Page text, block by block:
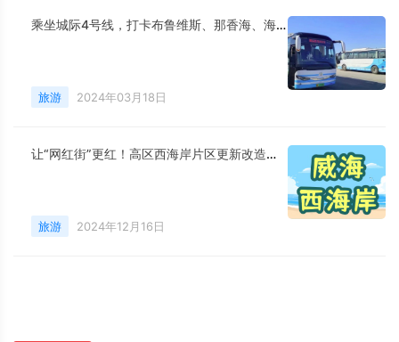
乘坐城际4号线，打卡布鲁维斯、那香海、海草部落，连线猫头山、火炬八街。
旅游 2024年03月18日
让“网红街”更红！高区西海岸片区更新改造项目持续上新
旅游 2024年12月16日